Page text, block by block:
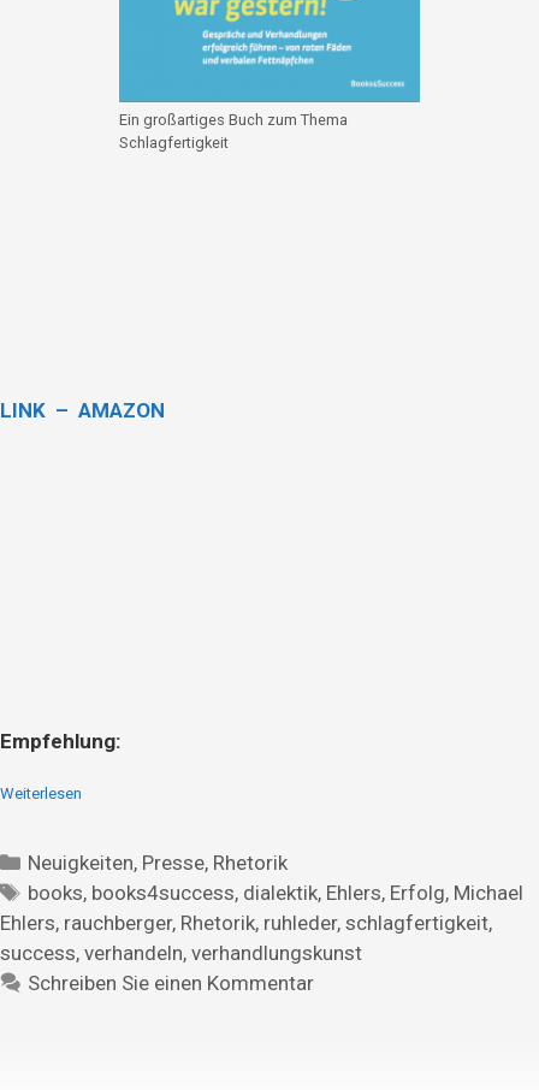
Ein großartiges Buch zum Thema
Schlagfertigkeit
LINK – AMAZON
Empfehlung:
Weiterlesen
Neuigkeiten, Presse, Rhetorik
books, books4success, dialektik, Ehlers, Erfolg, Michael
Ehlers, rauchberger, Rhetorik, ruhleder, schlagfertigkeit,
success, verhandeln, verhandlungskunst
Schreiben Sie einen Kommentar